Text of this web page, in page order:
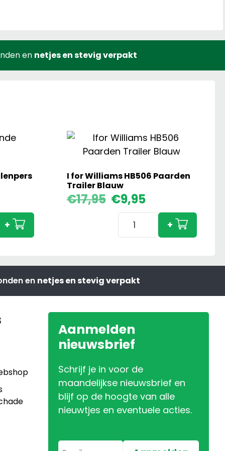
en netjes en stevig verpakt
+
I for Williams HB506 Paarden
Trailer Blauw
€17,95
Oorspronkelijke
€9,95
Huidige
Trailer
Blauw
aantal
+
en netjes en stevig verpakt
Aanmelden
nieuwsbrief
Schrijf je in voor de
maandelijkse nieuwsbrief en
blijf op de hoogte van alle
nieuwtjes en eventuele acties.